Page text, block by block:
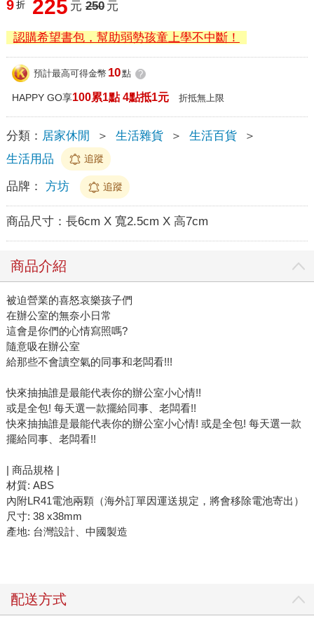
9 折 225 元 250 元
認購希望書包，幫助弱勢孩童上學不中斷！
預計最高可得金幣 10點 ?
HAPPY GO享100累1點 4點抵1元 折抵無上限
分類： 居家休閒 ＞ 生活雜貨 ＞ 生活百貨
＞
生活用品
追蹤
品牌： 方坊 追蹤
商品尺寸： 長6cm X 寬2.5cm X 高7cm
商品介紹
被迫營業的喜怒哀樂孩子們
在辦公室的無奈小日常
這會是你們的心情寫照嗎?
隨意吸在辦公室
給那些不會讀空氣的同事和老闆看!!!
快來抽抽誰是最能代表你的辦公室小心情!!
或是全包! 每天選一款擺給同事、老闆看!!
快來抽抽誰是最能代表你的辦公室小心情! 或是全包! 每天選一款
擺給同事、老闆看!!
| 商品規格 |
材質: ABS
內附LR41電池兩顆（海外訂單因運送規定，將會移除電池寄出）
尺寸: 38 x38mm
產地: 台灣設計、中國製造
配送方式